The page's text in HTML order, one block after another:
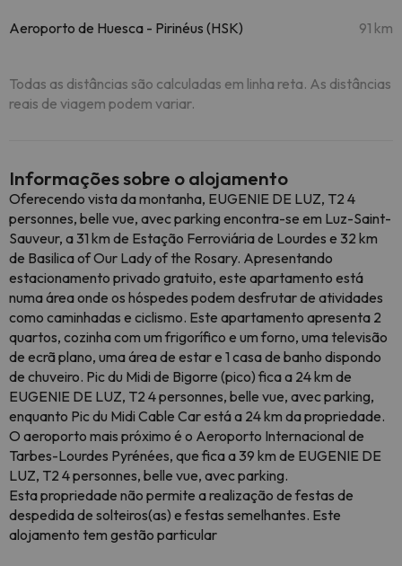
Aeroporto de Huesca - Pirinéus (HSK) 91 km
Todas as distâncias são calculadas em linha reta. As distâncias
reais de viagem podem variar.
Informações sobre o alojamento
Oferecendo vista da montanha, EUGENIE DE LUZ, T2 4
personnes, belle vue, avec parking encontra-se em Luz-Saint-
Sauveur, a 31 km de Estação Ferroviária de Lourdes e 32 km
de Basilica of Our Lady of the Rosary. Apresentando
estacionamento privado gratuito, este apartamento está
numa área onde os hóspedes podem desfrutar de atividades
como caminhadas e ciclismo. Este apartamento apresenta 2
quartos, cozinha com um frigorífico e um forno, uma televisão
de ecrã plano, uma área de estar e 1 casa de banho dispondo
de chuveiro. Pic du Midi de Bigorre (pico) fica a 24 km de
EUGENIE DE LUZ, T2 4 personnes, belle vue, avec parking,
enquanto Pic du Midi Cable Car está a 24 km da propriedade.
O aeroporto mais próximo é o Aeroporto Internacional de
Tarbes-Lourdes Pyrénées, que fica a 39 km de EUGENIE DE
LUZ, T2 4 personnes, belle vue, avec parking.
Esta propriedade não permite a realização de festas de
despedida de solteiros(as) e festas semelhantes. Este
alojamento tem gestão particular